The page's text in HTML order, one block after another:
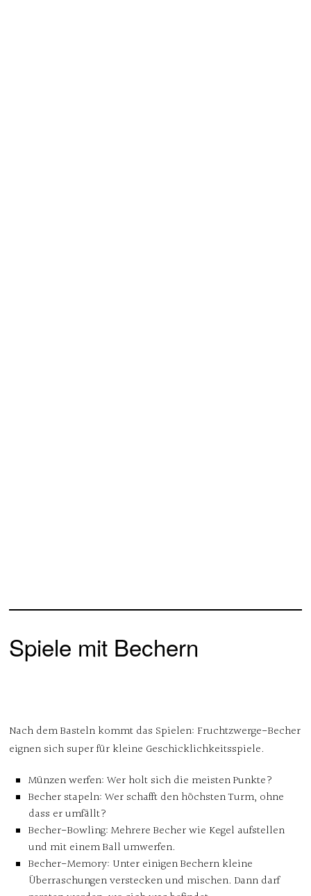
Spiele mit Bechern
Nach dem Basteln kommt das Spielen: Fruchtzwerge-Becher
eignen sich super für kleine Geschicklichkeitsspiele.
Münzen werfen: Wer holt sich die meisten Punkte?
Becher stapeln: Wer schafft den höchsten Turm, ohne
dass er umfällt?
Becher-Bowling: Mehrere Becher wie Kegel aufstellen
und mit einem Ball umwerfen.
Becher-Memory: Unter einigen Bechern kleine
Überraschungen verstecken und mischen. Dann darf